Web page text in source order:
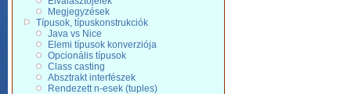
Megjegyzések
Típusok, típuskonstrukciók
Java vs Nice
Elemi típusok konverziója
Opcionális típusok
Class casting
Absztrakt interfészek
Rendezett n-esek (tuples)